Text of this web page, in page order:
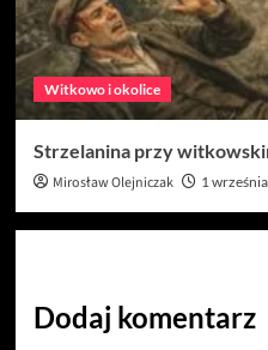
Witkowo i okolice
Strzelanina przy
Mirosław Olejniczak 1
Dodaj komentarz